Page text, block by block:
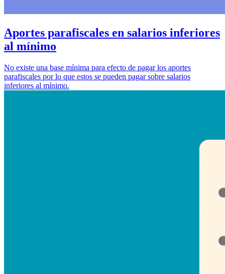
Aportes parafiscales en salarios inferiores
al mínimo
No existe una base mínima para efecto de pagar los aportes
parafiscales por lo que estos se pueden pagar sobre salarios
inferiores al mínimo.